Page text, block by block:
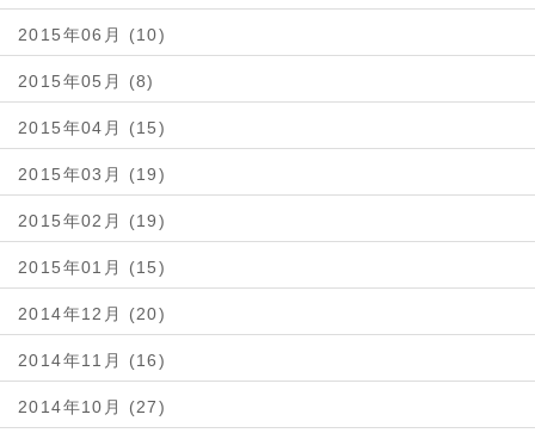
2015年06月 (10)
2015年05月 (8)
2015年04月 (15)
2015年03月 (19)
2015年02月 (19)
2015年01月 (15)
2014年12月 (20)
2014年11月 (16)
2014年10月 (27)